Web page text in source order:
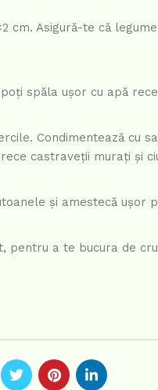
cm. Asigură-te că
spăla ușor cu apă
Condimentează cu
castraveții murați și
și amestecă ușor
pentru a te bucura de